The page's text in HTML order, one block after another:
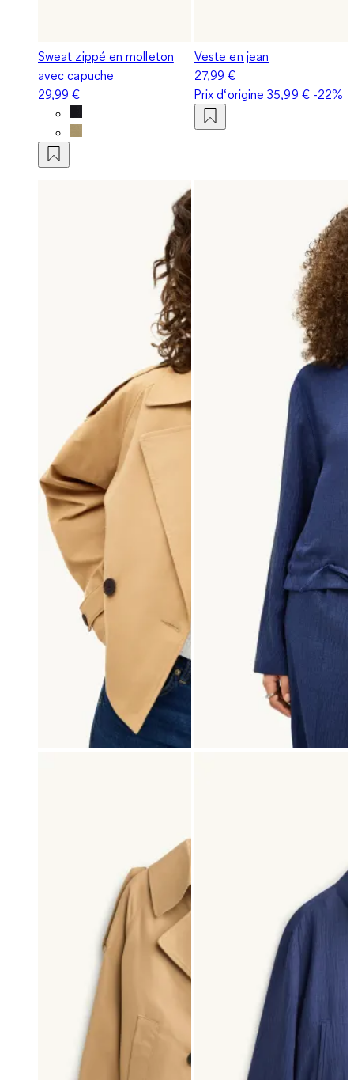
Sweat zippé en molleton
avec capuche
29,99 €
Veste en jean
27,99 €
Prix d‘origine35,99 €-22%